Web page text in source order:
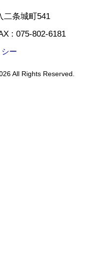
二条城町541
:075-802-6181
ー
All Rights Reserved.